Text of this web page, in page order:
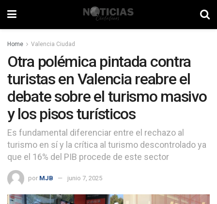
Home Valencia Ciudad
Otra polémica pintada contra
turistas en Valencia reabre el
debate sobre el turismo masivo
y los pisos turísticos
Es fundamental diferenciar entre el rechazo al
turismo en sí y la crítica al turismo descontrolado ya
que el 16% del PIB procede de este sector
por MJB junio 7, 2025